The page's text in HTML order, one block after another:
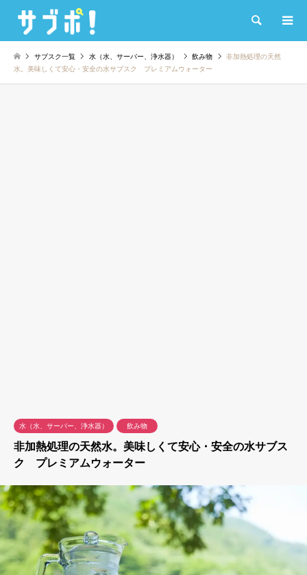
検索
サブスク一覧 水（水、サーバー、浄水器） 飲み物
非加熱処理の天然
水。美味しくて安心・安全の水サブスク プレミアムウォーター
水（水、サーバー、浄水器） 飲み物
非加熱処理の天然水。美味しくて安心・安全の水サブス
ク プレミアムウォーター